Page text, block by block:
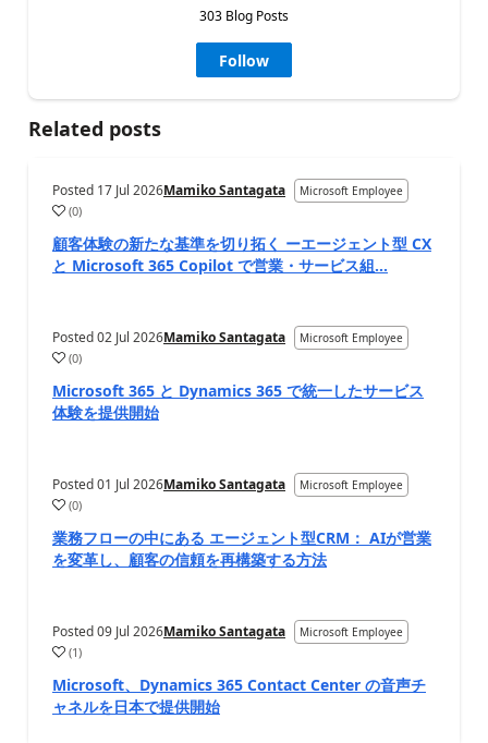
303 Blog Posts
Follow
Related posts
Posted 17 Jul 2026Mamiko Santagata Microsoft Employee
(0)
顧客体験の新たな基準を切り拓く ーエージェント型 CX
と Microsoft 365 Copilot で営業・サービス組...
Posted02 Jul 2026Mamiko Santagata Microsoft Employee
(0)
Microsoft 365 と Dynamics 365 で統一したサービス
体験を提供開始
Posted01 Jul 2026Mamiko Santagata Microsoft Employee
(0)
業務フローの中にある エージェント型CRM： AIが営業
を変革し、顧客の信頼を再構築する方法
Posted09 Jul 2026Mamiko Santagata Microsoft Employee
(1)
Microsoft、Dynamics 365 Contact Center の音声チ
ャネルを日本で提供開始